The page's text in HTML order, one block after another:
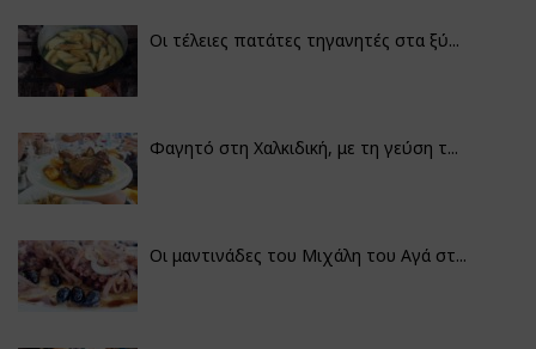
Οι τέλειες πατάτες τηγανητές στα ξύ...
Φαγητό στη Χαλκιδική, με τη γεύση τ...
Οι μαντινάδες του Μιχάλη του Αγά στ...